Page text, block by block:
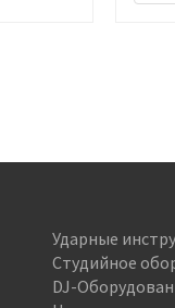
Ударные
Студийное
DJ-